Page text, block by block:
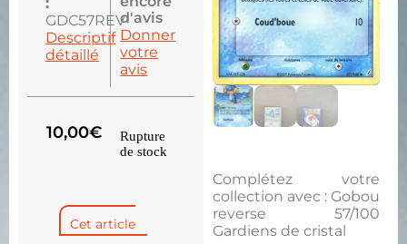
Complétez votre
collection avec : Gobou
reverse 57/100
Gardiens de cristal
GDC57REV
Descriptif
détaillé
d'avis
Donner
votre
avis
10,00€
Rupture
de stock
Cet article